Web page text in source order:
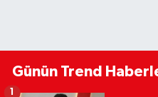
Günün Trend